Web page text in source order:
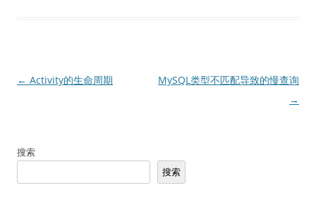
文
← Activity的生命周期
MySQL类型不匹配导致的慢查询
→
搜索
搜索